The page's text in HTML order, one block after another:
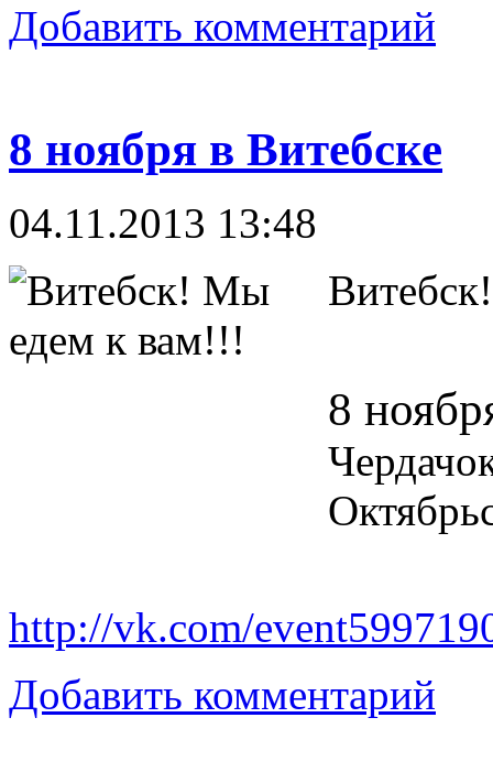
Добавить комментарий
8 ноября в Витебске
04.11.2013 13:48
8
http://vk.com/
Добавить комментарий